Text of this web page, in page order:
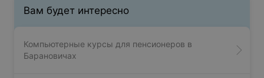
Вам будет интересно
Компьютерные курсы для пенсионеров в
Барановичах